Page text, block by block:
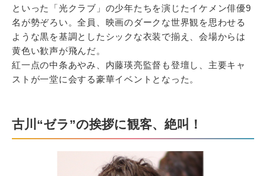
といった「光クラブ」の少年たちを演じたイケメン俳優9
名が勢ぞろい。全員、映画のダークな世界観を思わせる
ような黒を基調としたシックな衣装で揃え、会場からは
黄色い歓声が飛んだ。
紅一点の中条あやみ、内藤瑛亮監督も登壇し、主要キャ
ストが一堂に会する豪華イベントとなった。
古川“ゼラ”の挨拶に観客、絶叫！